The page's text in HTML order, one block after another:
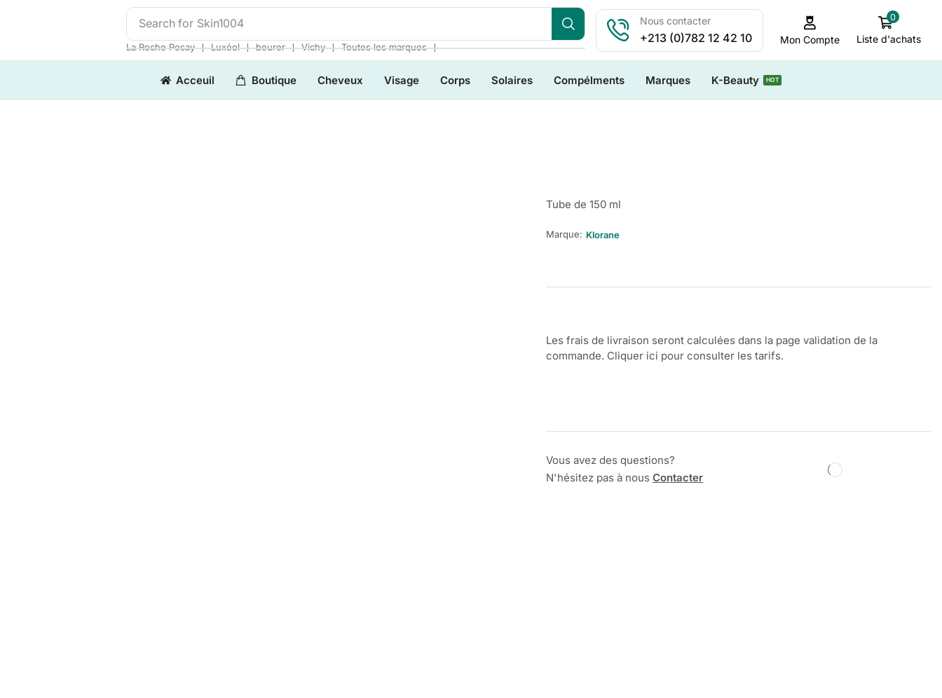
Search for Skin1004
La Roche Posay ❘ Luxéol ❘ beurer ❘ Vichy ❘ Toutes les marques ❘
Nous contacter
+213 (0)782 12 42 10 Mon Compte
0
Liste d'achats
Acceuil Boutique Cheveux Visage Corps Solaires Compélments Marques K-Beauty HOT
Tube de 150 ml
Marque: Klorane
Les frais de livraison seront calculées dans la page validation de la
commande. Cliquer ici pour consulter les tarifs.
Vous avez des questions?
N'hésitez pas à nous Contacter